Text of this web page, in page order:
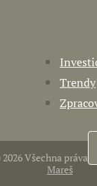
Trendy
Všechna práva
Mareš